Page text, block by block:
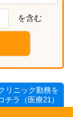
を含む
リニック勤務を
チラ（医療21）